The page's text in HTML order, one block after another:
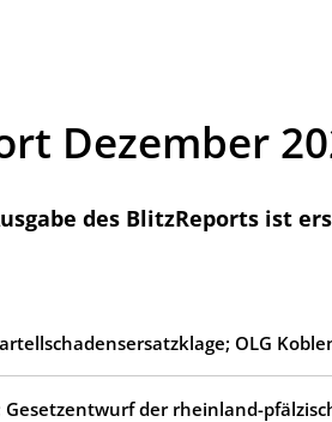
Dezember
des BlitzReports ist
OLG
der rheinland-